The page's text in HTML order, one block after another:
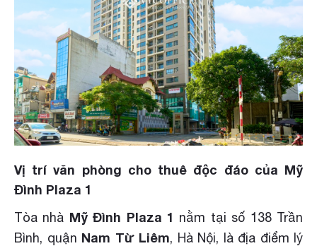
Vị trí văn phòng cho thuê độc đáo của Mỹ
Đình Plaza 1
Tòa nhà Mỹ Đình Plaza 1 nằm tại số 138 Trần
Bình, quận Nam Từ Liêm, Hà Nội, là địa điểm lý